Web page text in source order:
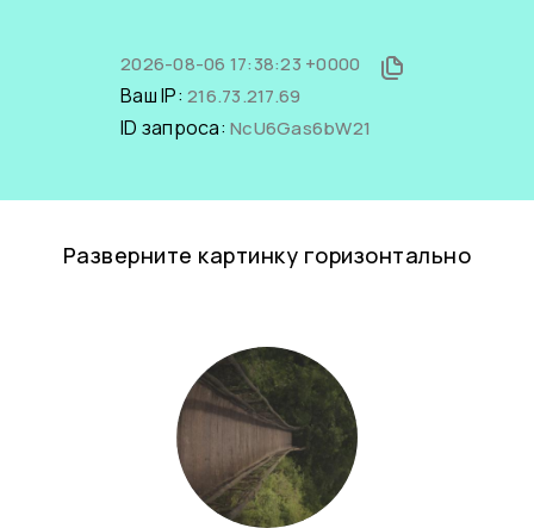
2026-08-06 17:38:23 +0000
Ваш IP: 216.73.217.69
ID запроса: NcU6Gas6bW21
Разверните картинку горизонтально